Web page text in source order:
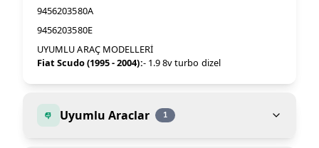
9456203580A
9456203580E
UYUMLU ARAÇ MODELLERİ
Fiat Scudo (1995 - 2004):- 1.9 8v turbo dizel
Uyumlu Araclar 1